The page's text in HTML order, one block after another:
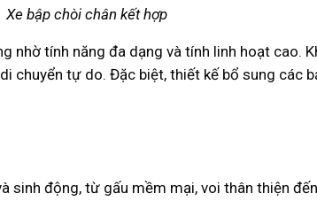
Xe bập chòi chân kết hợp
nhờ tính năng đa dạng và tính linh hoạt cao.
chuyển tự do. Đặc biệt, thiết kế bổ sung các
sinh động, từ gấu mềm mại, voi thân thiện